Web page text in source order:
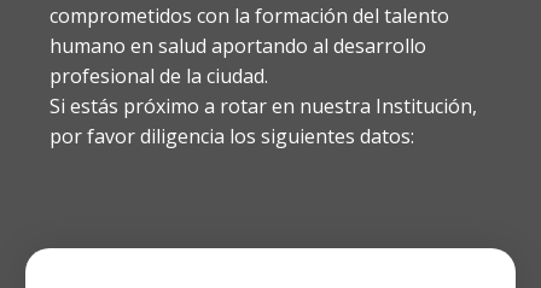
comprometidos con la formación del talento
humano en salud aportando al desarrollo
profesional de la ciudad.
Si estás próximo a rotar en nuestra Institución,
por favor diligencia los siguientes datos: